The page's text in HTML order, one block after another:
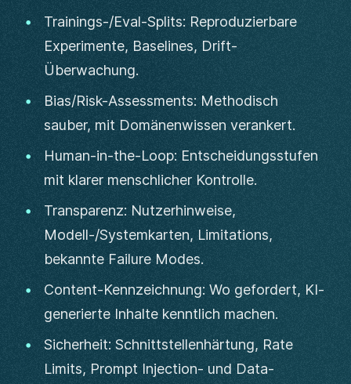
Trainings-/Eval-Splits: Reproduzierbare
Experimente, Baselines, Drift-
Überwachung.
Bias/Risk-Assessments: Methodisch
sauber, mit Domänenwissen verankert.
Human-in-the-Loop: Entscheidungsstufen
mit klarer menschlicher Kontrolle.
Transparenz: Nutzerhinweise,
Modell-/Systemkarten, Limitations,
bekannte Failure Modes.
Content-Kennzeichnung: Wo gefordert, KI-
generierte Inhalte kenntlich machen.
Sicherheit: Schnittstellenhärtung, Rate
Limits, Prompt Injection- und Data-